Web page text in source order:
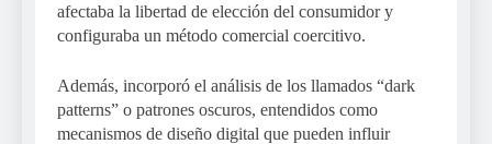
afectaba la libertad de elección del consumidor y
configuraba un método comercial coercitivo.
Además, incorporó el análisis de los llamados “dark
patterns” o patrones oscuros, entendidos como
mecanismos de diseño digital que pueden influir